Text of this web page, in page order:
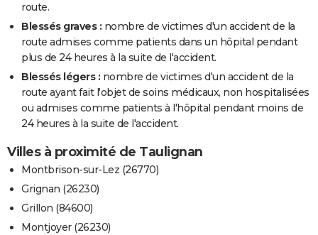
route.
Blessés graves : nombre de victimes d'un accident de la
route admises comme patients dans un hôpital pendant
plus de 24 heures à la suite de l'accident.
Blessés légers : nombre de victimes d'un accident de la
route ayant fait l'objet de soins médicaux, non hospitalisées
ou admises comme patients à l'hôpital pendant moins de
24 heures à la suite de l'accident.
Villes à proximité de Taulignan
Montbrison-sur-Lez (26770)
Grignan (26230)
Grillon (84600)
Montjoyer (26230)